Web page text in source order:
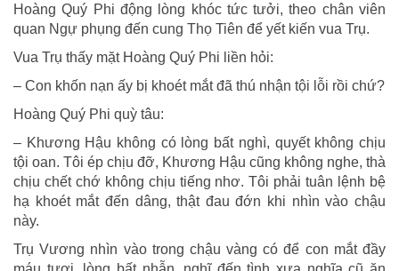
Hoàng Quý Phi động lòng khóc tức tưởi, theo chân viên
quan Ngự phụng đến cung Thọ Tiên để yết kiến vua Trụ.
Vua Trụ thấy mặt Hoàng Quý Phi liền hỏi:
– Con khốn nạn ấy bị khoét mắt đã thú nhận tội lỗi rồi chứ?
Hoàng Quý Phi quỳ tâu:
– Khương Hậu không có lòng bất nghì, quyết không chịu
tội oan. Tôi ép chịu đỡ, Khương Hậu cũng không nghe, thà
chịu chết chớ không chịu tiếng nhơ. Tôi phải tuân lệnh bệ
hạ khoét mắt đến dâng, thật đau đớn khi nhìn vào chậu
này.
Trụ Vương nhìn vào trong chậu vàng có để con mắt đầy